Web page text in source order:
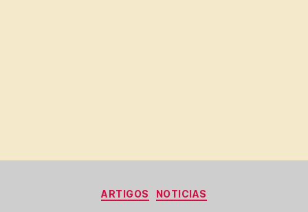
Categorias
ARTIGOS NOTICIAS